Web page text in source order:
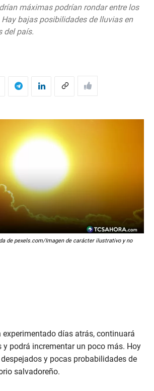
máximas podrían rondar entre los
Hay bajas posibilidades de lluvias en
del país.
de pexels.com/Imagen de carácter ilustrativo y no
experimentado días atrás, continuará
y podrá incrementar un poco más. Hoy
y pocas probabilidades de
salvadoreño.